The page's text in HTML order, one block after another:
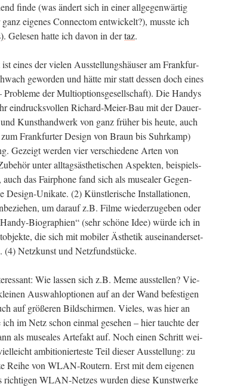
fin­de (was ändert sich in einer all­ge­gen­wär­tig
eige­nes Con­nec­tom ent­wi­ckelt?), muss­te ich
. Gele­sen hat­te ich davon in dertaz.
eines der vie­len Aus­stel­lungs­häu­ser am Frank­fur­
gewor­den und hät­te mir statt des­sen doch eines
Pro­ble­me der Mul­ti­op­ti­ons­ge­sell­schaft). Die Han­dys
ein­drucks­vol­len Richard-Mei­er-Bau mit der Dau­er­
Kunst­hand­werk von ganz frü­her bis heu­te, auch
Frank­fur­ter Design von Braun bis Suhr­kamp)
Gezeigt wer­den vier ver­schie­de­ne Arten von
unter all­tags­äs­the­ti­schen Aspek­ten, bei­spiels­
das Fair­pho­ne fand sich als musea­ler Gegen­
Design-Uni­ka­te. (2) Künst­le­ri­sche Instal­la­tio­nen,
um dar­auf z.B. Fil­me wie­der­zu­ge­ben oder
Bio­gra­phien“ (sehr schö­ne Idee) wür­de ich in
die sich mit mobi­ler Ästhe­tik aus­ein­an­der­set­
(4) Netz­kunst und Netzfundstücke.
Wie las­sen sich z.B. Meme aus­stel­len? Vie­
Aus­wahl­op­tio­nen auf an der Wand befes­ti­gen
auf grö­ße­ren Bild­schir­men. Vie­les, was hier an
im Netz schon ein­mal gese­hen – hier tauch­te der
als musea­les Arte­fakt auf. Noch einen Schritt wei­
ambi­tio­nier­tes­te Teil die­ser Aus­stel­lung: zu
Rei­he von WLAN-Rou­tern. Erst mit dem eige­nen
rich­ti­gen WLAN-Net­zes wur­den die­se Kunst­wer­ke